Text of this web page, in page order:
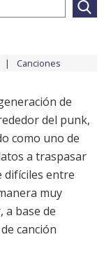
Canciones
de
del punk,
como uno de
a traspasar
difíciles entre
muy
a base de
canción